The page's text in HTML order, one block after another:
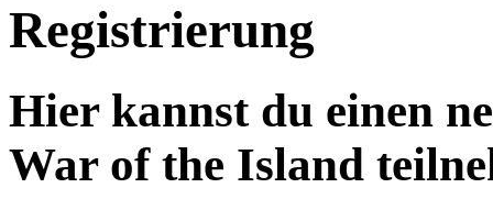
Registrierung
Hier kannst du einen
War of the Island